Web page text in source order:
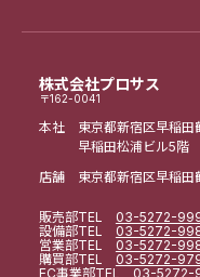
株式会社プロサス
〒162-0041
本社 東京都新宿区早稲田
早稲田松浦ビル5階
店舗 東京都新宿区早稲田
販売部TEL 03-5272-
設備部TEL 03-5272-
営業部TEL 03-5272-
購買部TEL 03-5272-
EC事業部TEL 03-5272-